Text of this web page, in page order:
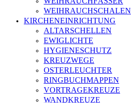
WEIHRAUCHSCHALEN
KIRCHENEINRICHTUNG
ALTARSCHELLEN
EWIGLICHTE
HYGIENESCHUTZ
KREUZWEGE
OSTERLEUCHTER
RINGBUCHMAPPEN
VORTRAGEKREUZE
WANDKREUZE